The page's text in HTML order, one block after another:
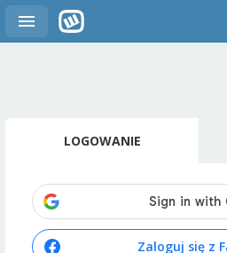
LOGOWANIE
Zaloguj się z